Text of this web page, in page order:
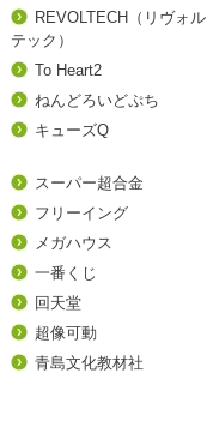
REVOLTECH（リヴォル
テック）
To Heart2
ねんどろいどぷち
キューズQ
スーパー超合金
フリーイング
メガハウス
一番くじ
回天堂
超像可動
青島文化教材社